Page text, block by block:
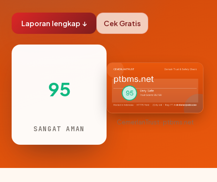
Laporan lengkap ↓ Cek Gratis
95
SANGAT AMAN
CemerlanTrust · ptbms.net